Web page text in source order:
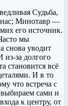
Судьба,
нас; Минотавр —
его источник.
мы
снова уводит
из-за долгого
становится всё
И в то
что встреча с
сами и
к центру, от